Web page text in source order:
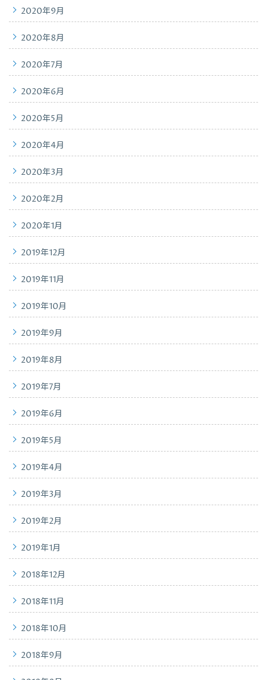
2020年9月
2020年8月
2020年7月
2020年6月
2020年5月
2020年4月
2020年3月
2020年2月
2020年1月
2019年12月
2019年11月
2019年10月
2019年9月
2019年8月
2019年7月
2019年6月
2019年5月
2019年4月
2019年3月
2019年2月
2019年1月
2018年12月
2018年11月
2018年10月
2018年9月